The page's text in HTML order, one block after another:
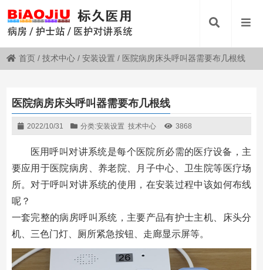
首页 /技术中心 /安装设置 / 医院病房床头呼叫器需要布几根线
医院病房床头呼叫器需要布几根线
2022/10/31 分类:安装设置 技术中心 3868
医用呼叫对讲系统是每个医院所必需的医疗设备，主
要应用于医院病房、养老院、月子中心、卫生院等医疗场
所。对于呼叫对讲系统的使用，在安装过程中该如何布线
呢？
一套完整的病房呼叫系统，主要产品有护士主机、床头分
机、三色门灯、厕所紧急按钮、走廊显示屏等。